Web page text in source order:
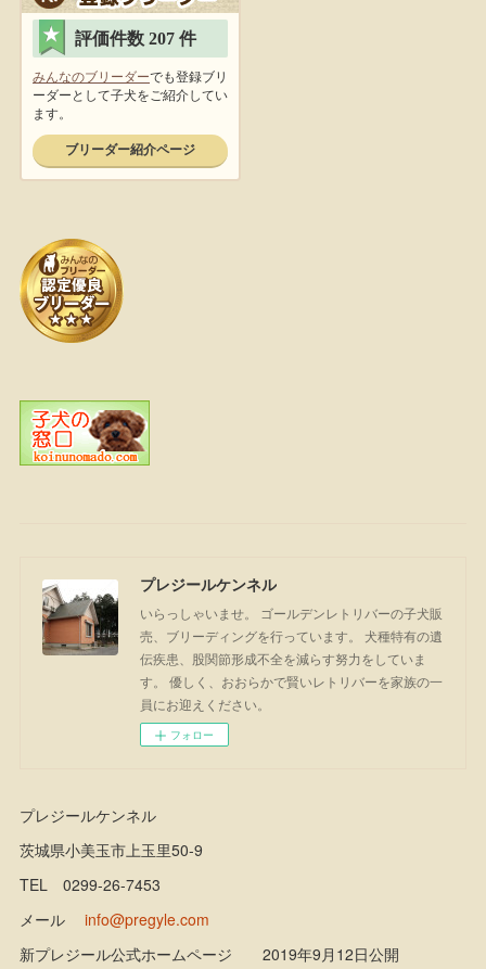
プレジールケンネル
いらっしゃいませ。 ゴールデンレトリバーの子犬販
売、ブリーディングを行っています。 犬種特有の遺
伝疾患、股関節形成不全を減らす努力をしていま
す。 優しく、おおらかで賢いレトリバーを家族の一
員にお迎えください。
フォロー
プレジールケンネル
茨城県小美玉市上玉里50-9
TEL 0299-26-7453
メールinfo@pregyle.com
新プレジール公式ホームページ 2019年9月12日公開